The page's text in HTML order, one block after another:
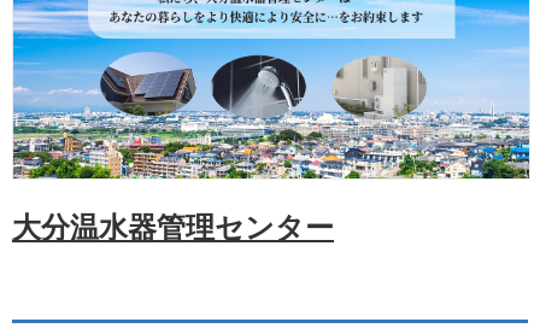
大分温水器管理センター